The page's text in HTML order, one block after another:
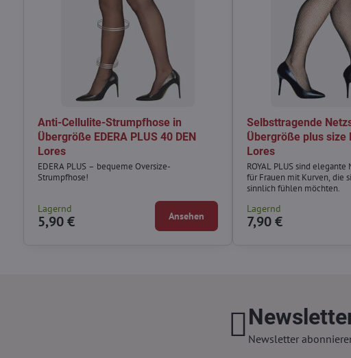
Anti-Cellulite-Strumpfhose in
Übergröße EDERA PLUS 40 DEN
Lores
EDERA PLUS – bequeme Oversize-
Strumpfhose!
Lagernd
5,90 € Ansehen
Selbsttragende
Übergröße plus size
Lores
ROYAL PLUS sind
für Frauen mit Kurven, die
sinnlich fühlen möchten.
Lagernd
7,90 €
Newsletter